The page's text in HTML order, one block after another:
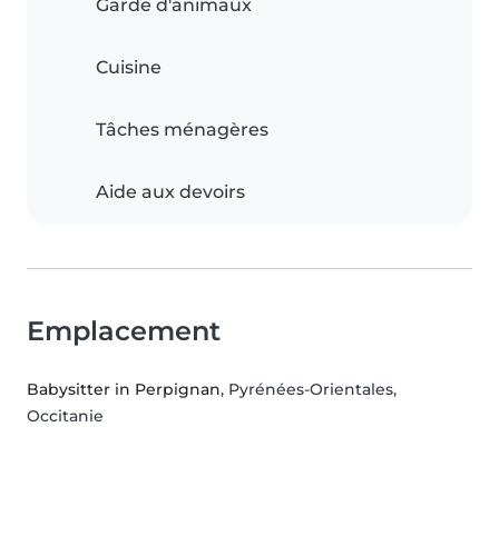
Garde d'animaux
Cuisine
Tâches ménagères
Aide aux devoirs
Emplacement
Babysitter in Perpignan, Pyrénées-Orientales,
Occitanie